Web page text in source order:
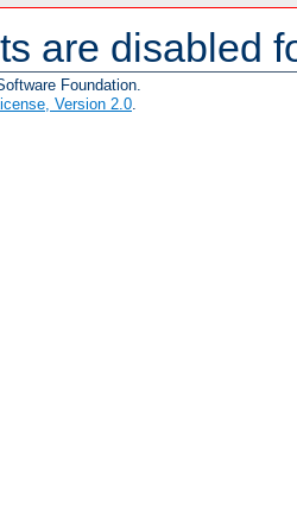
are disabled
Foundation.
Version 2.0